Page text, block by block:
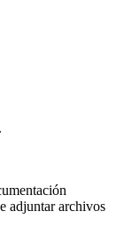
adjuntar archivos